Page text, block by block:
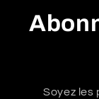
Soyez les